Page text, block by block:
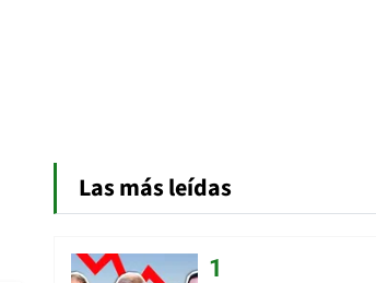
Las más leídas